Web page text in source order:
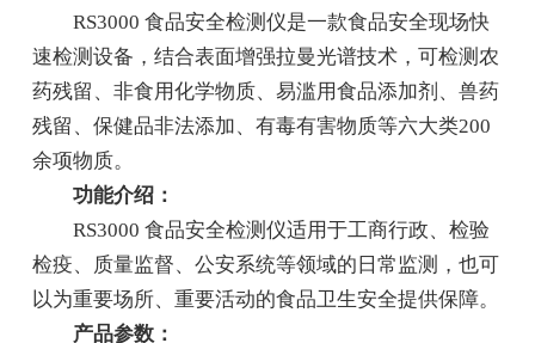
RS3000 食品安全检测仪是一款食品安全现场快
速检测设备，结合表面增强拉曼光谱技术，可检测农
药残留、非食用化学物质、易滥用食品添加剂、兽药
残留、保健品非法添加、有毒有害物质等六大类200
余项物质。
功能介绍：
RS3000 食品安全检测仪适用于工商行政、检验
检疫、质量监督、公安系统等领域的日常监测，也可
以为重要场所、重要活动的食品卫生安全提供保障。
产品参数：